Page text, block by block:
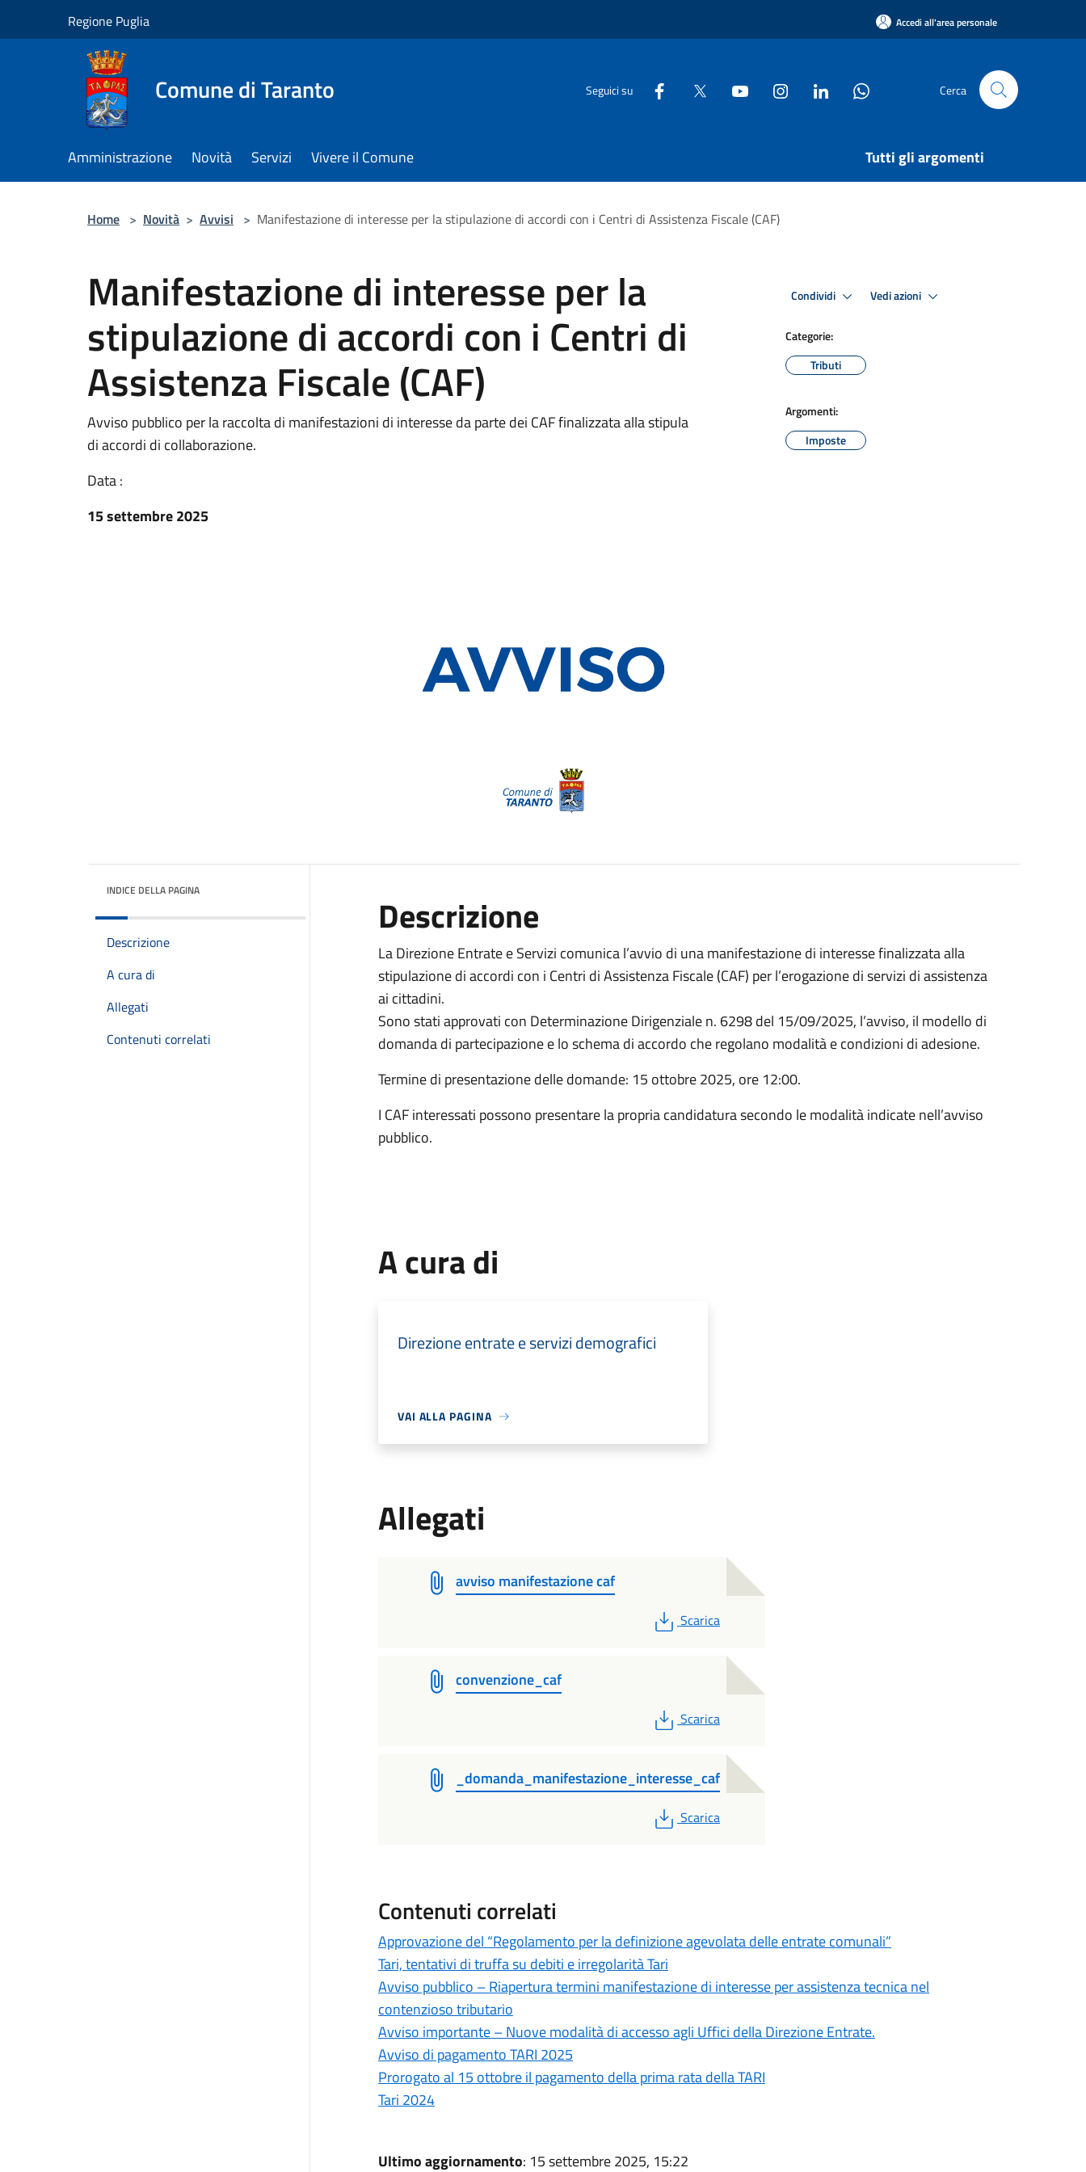
Regione Puglia Accedi all'area personale
Comune di Taranto Seguici su Cerca
Amministrazione Novità Servizi Vivere il Comune Tutti gli argomenti
Home > Novità > Avvisi > Manifestazione di interesse per la stipulazione di accordi con i Centri di Assistenza Fiscale (CAF)
Manifestazione di interesse per la
stipulazione di accordi con i Centri di
Assistenza Fiscale (CAF)
Avviso pubblico per la raccolta di manifestazioni di interesse da parte dei CAF finalizzata alla stipula
di accordi di collaborazione.
Data :
15 settembre 2025
Condividi Vedi azioni
Categorie:
Tributi
Argomenti:
Imposte
INDICE DELLA PAGINA
Descrizione
A cura di
Allegati
Contenuti correlati
Descrizione
La Direzione Entrate e Servizi comunica l’avvio di una manifestazione di interesse finalizzata alla
stipulazione di accordi con i Centri di Assistenza Fiscale (CAF) per l’erogazione di servizi di assistenza
ai cittadini.
Sono stati approvati con Determinazione Dirigenziale n. 6298 del 15/09/2025, l’avviso, il modello di
domanda di partecipazione e lo schema di accordo che regolano modalità e condizioni di adesione.
Termine di presentazione delle domande: 15 ottobre 2025, ore 12:00.
I CAF interessati possono presentare la propria candidatura secondo le modalità indicate nell’avviso
pubblico.
A cura di
Direzione entrate e servizi demografici
VAI ALLA PAGINA
Allegati
avviso manifestazione caf
PDF
Scarica
convenzione_caf
PDF
Scarica
_domanda_manifestazione_interesse_caf
PDF
Scarica
Contenuti correlati
Approvazione del “Regolamento per la definizione agevolata delle entrate comunali”
Tari, tentativi di truffa su debiti e irregolarità Tari
Avviso pubblico – Riapertura termini manifestazione di interesse per assistenza tecnica nel
contenzioso tributario
Avviso importante – Nuove modalità di accesso agli Uffici della Direzione Entrate.
Avviso di pagamento TARI 2025
Prorogato al 15 ottobre il pagamento della prima rata della TARI
Tari 2024
Ultimo aggiornamento: 15 settembre 2025, 15:22